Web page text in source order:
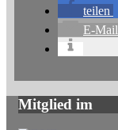
teilen
E-Mail
Mitglied im